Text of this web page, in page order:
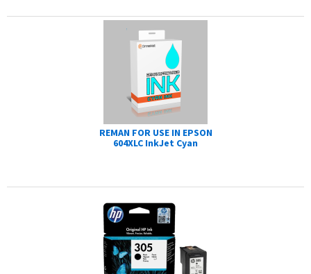
REMAN FOR USE IN EPSON
604XLC InkJet Cyan